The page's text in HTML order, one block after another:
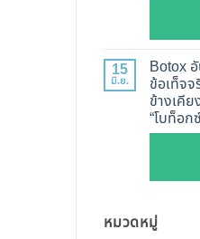
15
มิ.ย.
Botox
ข้อเท็จ
ข้างเคีย
“โบท็อก
หมวดหมู่